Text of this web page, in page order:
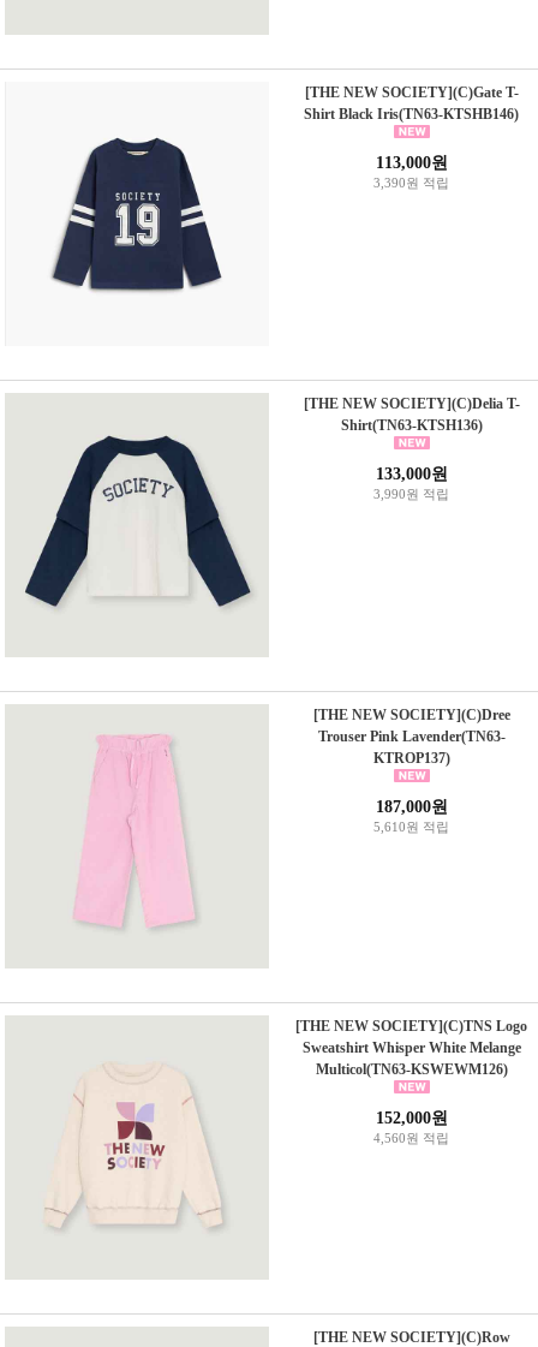
[THE NEW SOCIETY](C)Gate T-
Shirt Black Iris(TN63-KTSHB146)
113,000원
3,390원 적립
[THE NEW SOCIETY](C)Delia T-
Shirt(TN63-KTSH136)
133,000원
3,990원 적립
[THE NEW SOCIETY](C)Dree
Trouser Pink Lavender(TN63-
KTROP137)
187,000원
5,610원 적립
[THE NEW SOCIETY](C)TNS Logo
Sweatshirt Whisper White Melange
Multicol(TN63-KSWEWM126)
152,000원
4,560원 적립
[THE NEW SOCIETY](C)Row